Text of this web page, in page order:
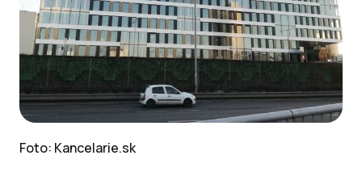
Foto: Kancelarie.sk